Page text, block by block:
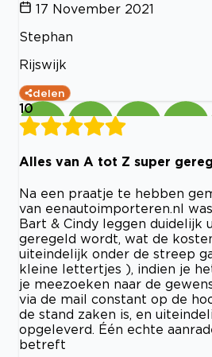
17 November 2021
Stephan
Rijswijk
delen
10
Alles van A tot Z super
Na een praatje te hebben
van eenautoimporteren.nl
Bart & Cindy leggen duidelijk
geregeld wordt, wat de
uiteindelijk onder de streep
kleine lettertjes ), indien je
je meezoeken naar de
via de mail constant op de
de stand zaken is, en
opgeleverd. Één echte
betreft